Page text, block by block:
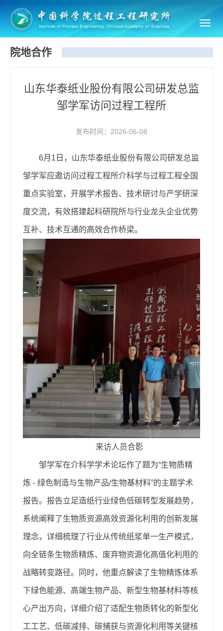
院地合作
山东华泰纸业股份有限公司研发总监
邹学军访问过程工程所
发布时间：2026-06-08
6月1日，山东华泰纸业股份有限公司研发总监
邹学军应邀访问过程工程所介科学与过程工程全国
重点实验室，开展学术报告、技术研讨与产学研深
度交流，有效搭建起科研院所与行业龙头企业优势
互补、技术互通的高效合作桥梁。
来访人员合影
邹学军在介科学学术论坛作了题为“生物质精
炼 - 绿色制造与生物产品/生物基材料”的主题学术
报告。报告立足造纸行业绿色低碳转型发展趋势，
系统阐释了生物质资源高效资源化利用的创新发展
理念，详细梳理了行业从传统纸浆单一生产模式，
向全链条生物质精炼、废弃物资源化高值化利用的
战略转变路径。同时，他重点解读了生物精炼体系
下绿色能源、高端生物产品、新型生物基材料等核
心产出方向，详细介绍了适配生物质转化的新型化
工工艺、低碳减排、碳捕获与资源化利用等关键核